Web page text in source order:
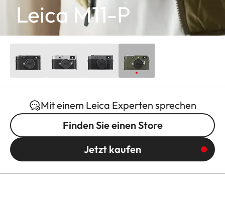
Leica M11-P
Mit einem Leica Experten sprechen
Finden Sie einen Store
Jetzt kaufen